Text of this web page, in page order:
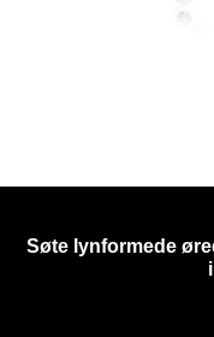
Søte lynformede